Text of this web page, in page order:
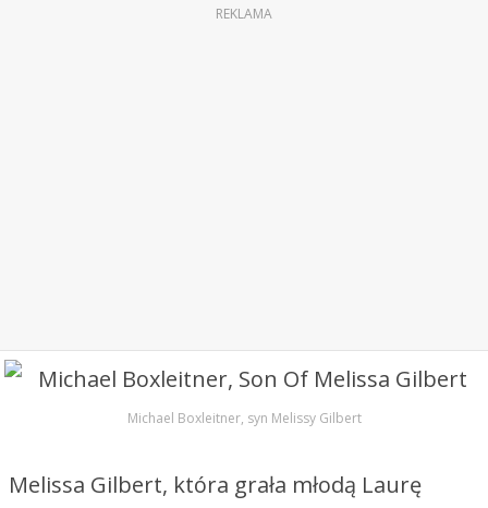
REKLAMA
Michael Boxleitner, syn Melissy Gilbert
Melissa Gilbert, która grała młodą Laurę